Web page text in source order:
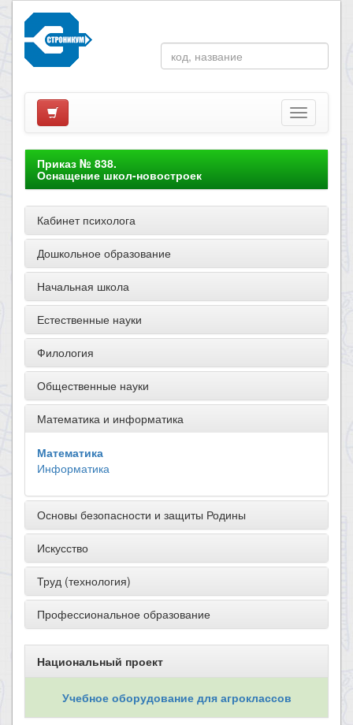
Приказ № 838.
Оснащение школ-новостроек
Кабинет психолога
Дошкольное образование
Начальная школа
Естественные науки
Филология
Общественные науки
Математика и информатика
Математика
Информатика
Основы безопасности и защиты Родины
Искусство
Труд (технология)
Профессиональное образование
Национальный проект
Учебное оборудование для агроклассов